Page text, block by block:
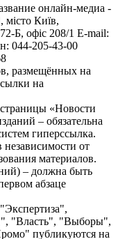
онлайн-медиа -
місто Київ,
офіс 208/1 E-mail:
044-205-43-00
размещённых на
на
«Новости
– обязательна
гиперссылка.
от
материалов.
– должна быть
абзаце
"Власть", "Выборы",
публикуются на